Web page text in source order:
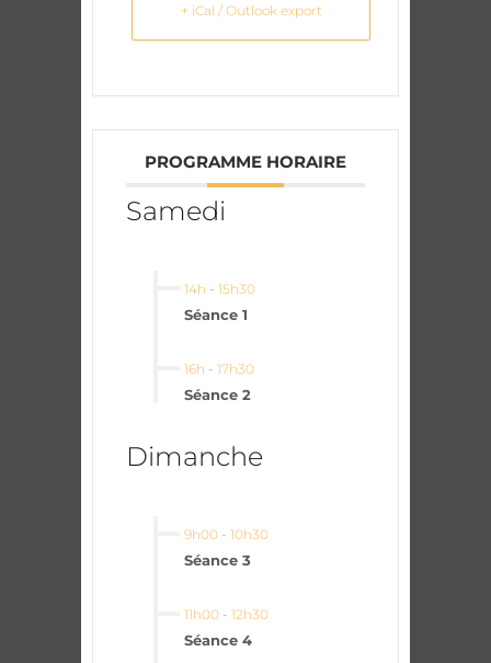
+ iCal / Outlook export
PROGRAMME HORAIRE
Samedi
14h - 15h30
Séance 1
16h - 17h30
Séance 2
Dimanche
9h00 - 10h30
Séance 3
11h00 - 12h30
Séance 4